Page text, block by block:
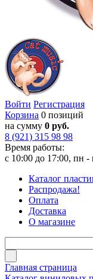
Войти Регистрация
Корзина 0 позиций
на сумму 0 руб.
8 (921) 315 98 98
Время работы:
с 10:00 до 17:00, пн -
Каталог
Распродажа!
Оплата
Доставка
О магазине
Главная страница